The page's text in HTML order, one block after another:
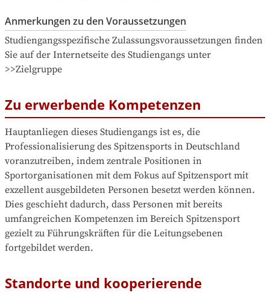
Anmerkungen zu den Voraussetzungen
Studiengangsspezifische Zulassungsvoraussetzungen finden
Sie auf der Internetseite des Studiengangs unter
>>Zielgruppe
Zu erwerbende Kompetenzen
Hauptanliegen dieses Studiengangs ist es, die
Professionalisierung des Spitzensports in Deutschland
voranzutreiben, indem zentrale Positionen in
Sportorganisationen mit dem Fokus auf Spitzensport mit
exzellent ausgebildeten Personen besetzt werden können.
Dies geschieht dadurch, dass Personen mit bereits
umfangreichen Kompetenzen im Bereich Spitzensport
gezielt zu Führungskräften für die Leitungsebenen
fortgebildet werden.
Standorte und kooperierende